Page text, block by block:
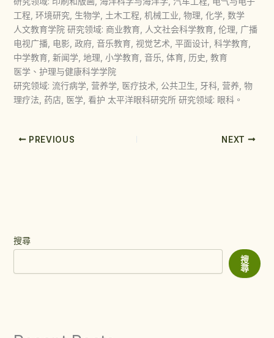
工程, 环境研究, 生物学, 土木工程, 机械工业, 物理, 化学, 数学
人文教育学院 研究领域: 商业教育, 人文社会科学教育, 伦理, 广播
电视广播, 电影, 政府, 音乐教育, 视觉艺术, 平面设计, 科学教育,
中学教育, 新闻学, 地理, 小学教育, 音乐, 体育, 历史, 教育
医学、护理与健康科学学院
研究领域: 流行病学, 营养学, 医疗技术, 公共卫生, 牙科, 营养, 物
理疗法, 药店, 医学, 看护 太平洋眼科研究所 研究领域: 眼科。
PREVIOUS NEXT
搜尋
搜
尋